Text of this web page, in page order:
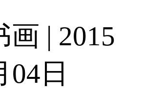
画 | 2015
04日